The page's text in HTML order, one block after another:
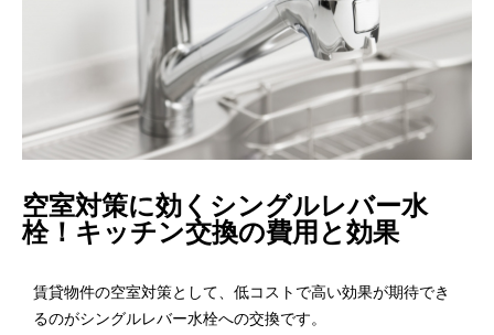
空室対策に効くシングルレバー水
栓！キッチン交換の費用と効果
賃貸物件の空室対策として、低コストで高い効果が期待でき
るのがシングルレバー水栓への交換です。